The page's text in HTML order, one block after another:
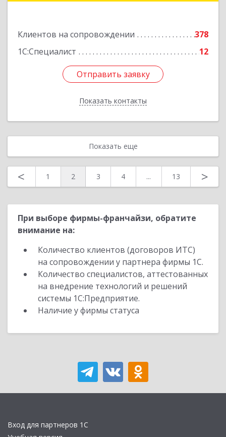
Клиентов на сопровождении
378
1С:Специалист
12
Отправить заявку
Показать контакты
Отправить заявку
Назад
Показать еще
< 1 2 3 4 ... 13 >
При выборе фирмы-франчайзи, обратите
внимание на:
Количество клиентов (договоров ИТС)
на сопровождении у партнера фирмы 1С.
Количество специалистов, аттестованных
на внедрение технологий и решений
системы 1С:Предприятие.
Наличие у фирмы статуса
Вход для партнеров 1С